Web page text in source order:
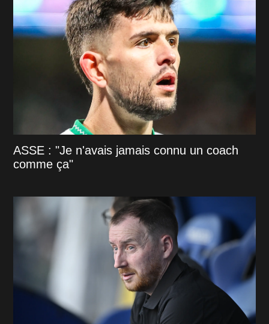
ASSE : "Je n'avais jamais connu un coach
comme ça"